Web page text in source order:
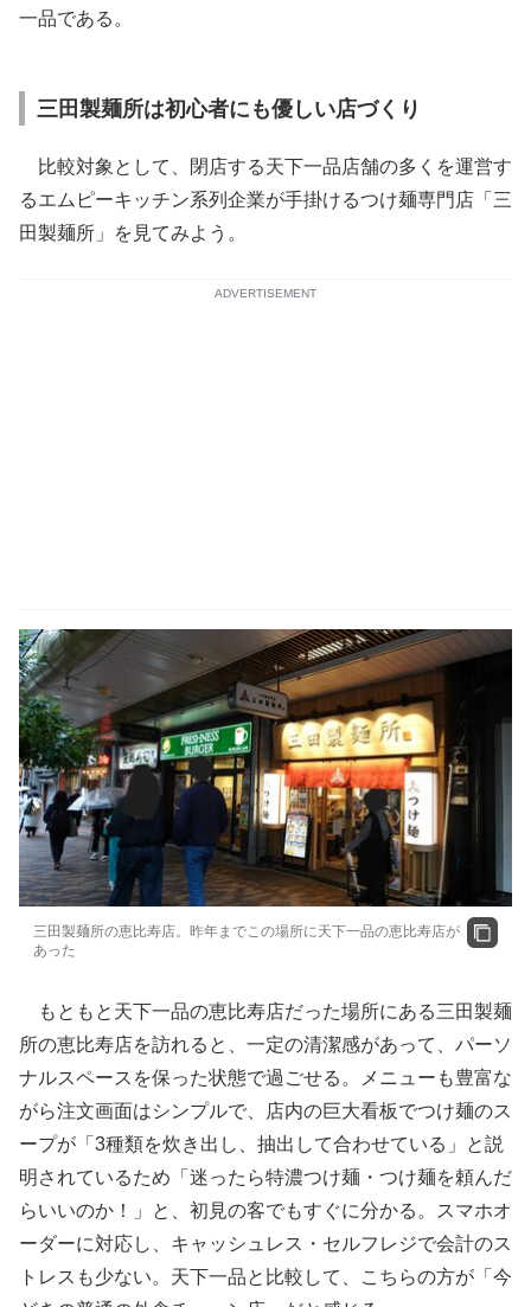
一品である。
三田製麺所は初心者にも優しい店づくり
比較対象として、閉店する天下一品店舗の多くを運営す
るエムピーキッチン系列企業が手掛けるつけ麺専門店「三
田製麺所」を見てみよう。
ADVERTISEMENT
三田製麺所の恵比寿店。昨年までこの場所に天下一品の恵比寿店が
あった
もともと天下一品の恵比寿店だった場所にある三田製麺
所の恵比寿店を訪れると、一定の清潔感があって、パーソ
ナルスペースを保った状態で過ごせる。メニューも豊富な
がら注文画面はシンプルで、店内の巨大看板でつけ麺のス
ープが「3種類を炊き出し、抽出して合わせている」と説
明されているため「迷ったら特濃つけ麺・つけ麺を頼んだ
らいいのか！」と、初見の客でもすぐに分かる。スマホオ
ーダーに対応し、キャッシュレス・セルフレジで会計のス
トレスも少ない。天下一品と比較して、こちらの方が「今